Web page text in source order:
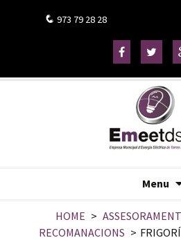
973 79 28 28
Menu
HOME >
RECOMANACIONS >